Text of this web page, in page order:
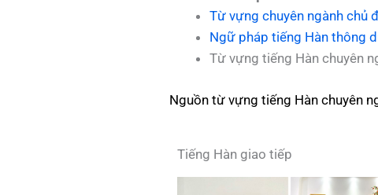
Từ vựng chuyên ngành chủ
Ngữ pháp tiếng Hàn thông
Từ vựng tiếng Hàn chuyên
Nguồn từ vựng tiếng Hàn chuyên
Tiếng Hàn giao tiếp